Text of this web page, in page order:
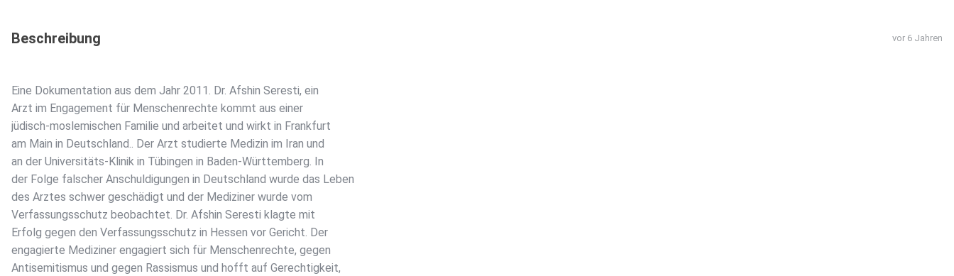
Beschreibung vor 6 Jahren
Eine Dokumentation aus dem Jahr 2011. Dr. Afshin Seresti, ein
Arzt im Engagement für Menschenrechte kommt aus einer
jüdisch-moslemischen Familie und arbeitet und wirkt in Frankfurt
am Main in Deutschland.. Der Arzt studierte Medizin im Iran und
an der Universitäts-Klinik in Tübingen in Baden-Württemberg. In
der Folge falscher Anschuldigungen in Deutschland wurde das Leben
des Arztes schwer geschädigt und der Mediziner wurde vom
Verfassungsschutz beobachtet. Dr. Afshin Seresti klagte mit
Erfolg gegen den Verfassungsschutz in Hessen vor Gericht. Der
engagierte Mediziner engagiert sich für Menschenrechte, gegen
Antisemitismus und gegen Rassismus und hofft auf Gerechtigkeit,